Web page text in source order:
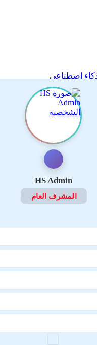
اصطناعي
HS Admin
المشرف العام